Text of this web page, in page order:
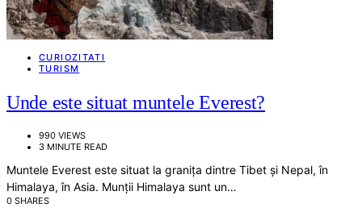
CURIOZITATI
TURISM
Unde este situat muntele Everest?
990 VIEWS
3 MINUTE READ
Muntele Everest este situat la granița dintre Tibet și Nepal, în
Himalaya, în Asia. Munții Himalaya sunt un…
0 SHARES